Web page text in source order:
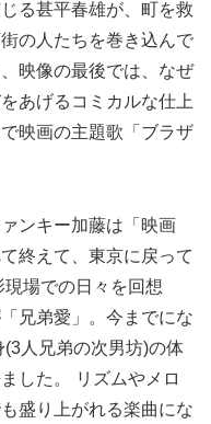
る甚平春雄が、町を救
の人たちを巻き込んで
映像の最後では、なぜ
あげるコミカルな仕上
映画の主題歌「ブラザ
ンキー加藤は「映画
終えて、東京に戻って
場での日々を回想
兄弟愛」。今までにな
人兄弟の次男坊)の体
した。 リズムやメロ
盛り上がれる楽曲にな